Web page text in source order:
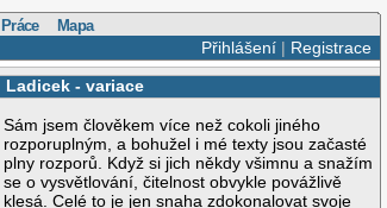
Práce Mapa
Přihlášení| Registrace
Ladicek- variace
Sám jsem člověkem více než cokoli jiného
rozporuplným, a bohužel i mé texty jsou začasté
plny rozporů. Když si jich někdy všimnu a snažím
se o vysvětlování, čitelnost obvykle povážlivě
klesá. Celé to je jen snaha zdokonalovat svoje